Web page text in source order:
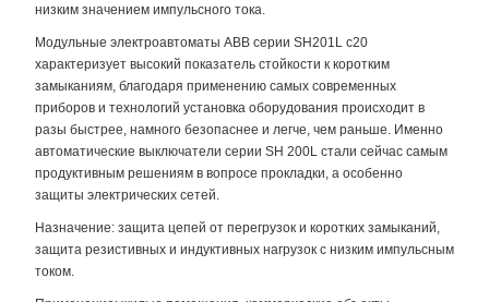
низким значением импульсного тока.
Модульные электроавтоматы ABB серии SH201L c20
характеризует высокий показатель стойкости к коротким
замыканиям, благодаря применению самых современных
приборов и технологий установка оборудования происходит в
разы быстрее, намного безопаснее и легче, чем раньше. Именно
автоматические выключатели серии SH 200L стали сейчас самым
продуктивным решениям в вопросе прокладки, а особенно
защиты электрических сетей.
Назначение: защита цепей от перегрузок и коротких замыканий,
защита резистивных и индуктивных нагрузок с низким импульсным
током.